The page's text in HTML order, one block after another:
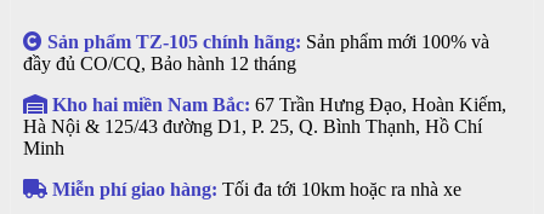
Sản phẩm TZ-105 chính hãng: Sản phẩm mới 100% và
đầy đủ CO/CQ, Bảo hành 12 tháng
Kho hai miền Nam Bắc: 67 Trần Hưng Đạo, Hoàn Kiếm,
Hà Nội & 125/43 đường D1, P. 25, Q. Bình Thạnh, Hồ Chí
Minh
Miễn phí giao hàng: Tối đa tới 10km hoặc ra nhà xe